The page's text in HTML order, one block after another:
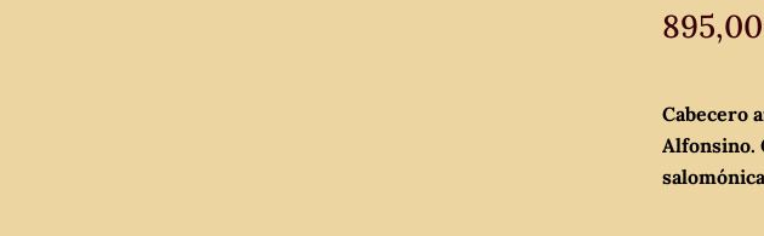
895,00
Cabecero
Alfonsino.